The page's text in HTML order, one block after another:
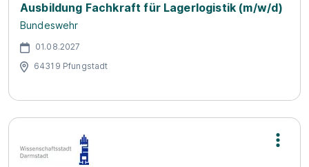
Ausbildung Fachkraft für Lagerlogistik (m/w/d)
Bundeswehr
01.08.2027
64319 Pfungstadt